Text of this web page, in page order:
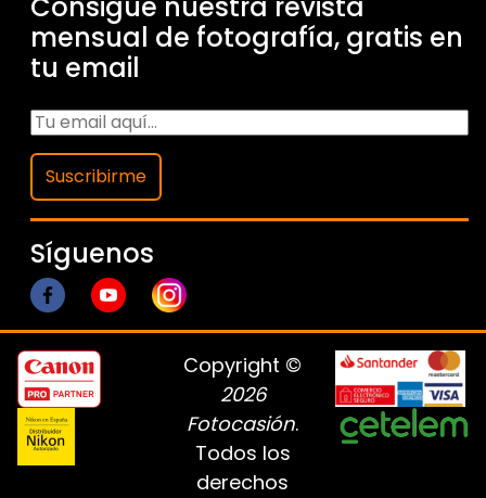
Consigue nuestra revista
mensual de fotografía, gratis en
tu email
Suscribirme
Síguenos
Copyright ©
2026
Fotocasión.
Todos los
derechos